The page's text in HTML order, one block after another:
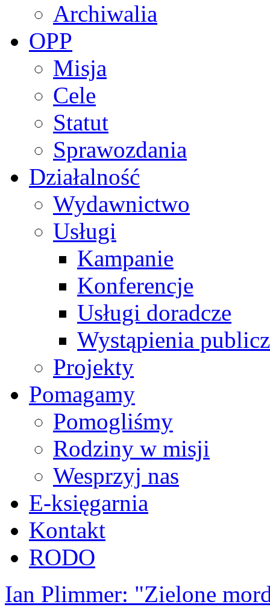
Archiwalia
OPP
Misja
Cele
Statut
Sprawozdania
Działalność
Wydawnictwo
Usługi
Kampanie
Konferencje
Usługi doradcze
Wystąpienia
Projekty
Pomagamy
Pomogliśmy
Rodziny w misji
Wesprzyj nas
E-księgarnia
Kontakt
RODO
Ian Plimmer: "Zielone